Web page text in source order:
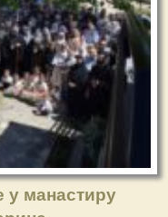
у манастиру